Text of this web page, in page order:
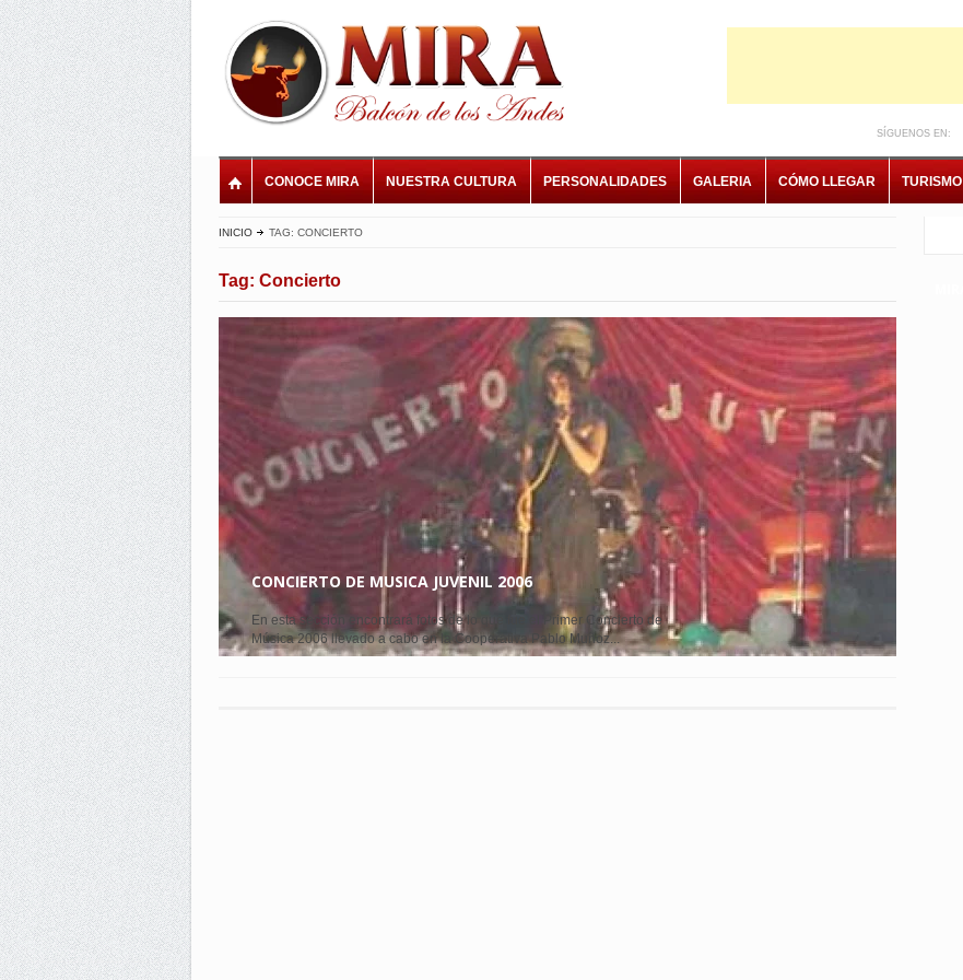
SÍGUENOS EN:
CONOCE MIRA NUESTRA CULTURA PERSONALIDADES GALERIA CÓMO LLEGAR TURISMO
INICIO TAG: CONCIERTO
Tag: Concierto
CONCIERTO DE MUSICA JUVENIL 2006
En esta sección encontrará fotos de lo que fue el Primer Concierto de
Música 2006 llevado a cabo en la Cooperativa Pablo Muñoz...